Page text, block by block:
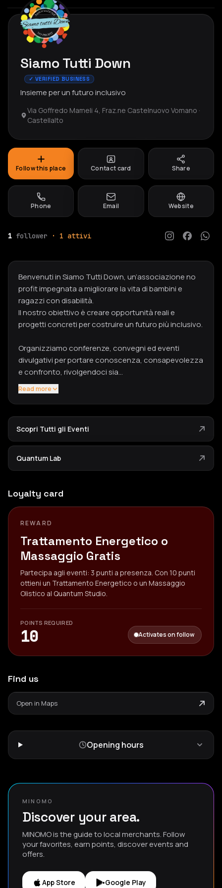
Siamo Tutti Down
✓ VERIFIED BUSINESS
Insieme per un futuro inclusivo
Via Goffredo Mameli 4, Fraz.ne Castelnuovo Vomano ·
Castellalto
Follow this place Contact card Share
Phone Email Website
1 follower · 1 attivi
Benvenuti in Siamo Tutti Down, un’associazione no
profit impegnata a migliorare la vita di bambini e
ragazzi con disabilità.
Il nostro obiettivo è creare opportunità reali e
progetti concreti per costruire un futuro più inclusivo.
Organizziamo conferenze, convegni ed eventi
divulgativi per portare conoscenza, consapevolezza
e confronto, rivolgendoci sia…
Read more
Scopri Tutti gli Eventi
Quantum Lab
Loyalty card
REWARD
Trattamento Energetico o
Massaggio Gratis
Partecipa agli eventi: 3 punti a presenza. Con 10 punti
ottieni un Trattamento Energetico o un Massaggio
Olistico al Quantum Studio.
POINTS REQUIRED
10 Activates on follow
Find us
Open in Maps
Opening hours
MINOMO
Discover your area.
MINOMO is the guide to local merchants. Follow
your favorites, earn points, discover events and
offers.
App Store Google Play